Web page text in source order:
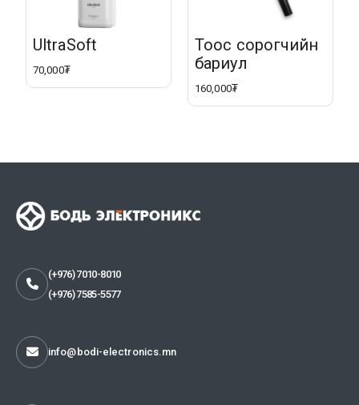
UltraSoft
70,000₮
Тоос сорогчийн
бариул
160,000₮
(+976) 7010-8010
(+976) 7585-5577
info@bodi-electronics.mn